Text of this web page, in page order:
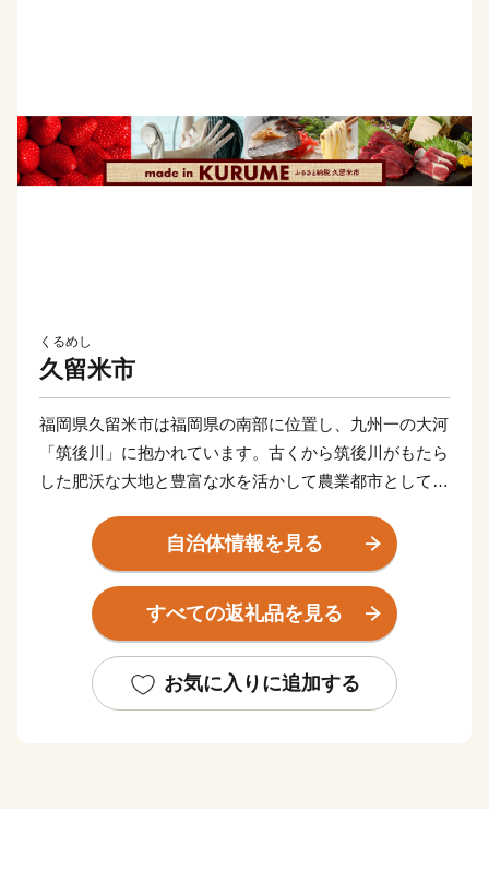
くるめし
久留米市
福岡県久留米市は福岡県の南部に位置し、九州一の大河
「筑後川」に抱かれています。古くから筑後川がもたら
した肥沃な大地と豊富な水を活かして農業都市として栄
また、明治以降は県南地域の商業の中心地となり、国産
のシューズメーカーとして有名な「アサヒシューズ」
「ムーンスター」、世界的タイヤメーカーの「ブリヂス
トン」を中心としたゴム産業のまちとして発展してきま
その発展の過程で形成された独自の食文化は当時の労働
者の胃袋を支えるとともに、久留米のグルメとして現在
自治体情報を見る
すべての返礼品を見る
お気に入りに追加する